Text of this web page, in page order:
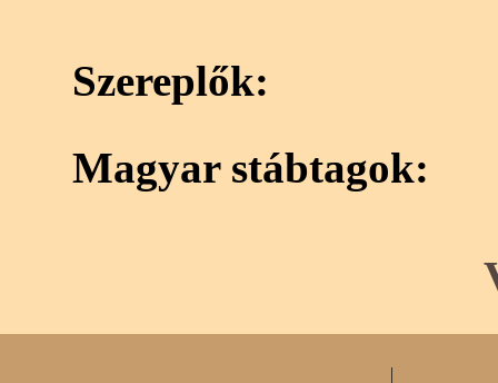
Szereplők:
Magyar stábtagok: